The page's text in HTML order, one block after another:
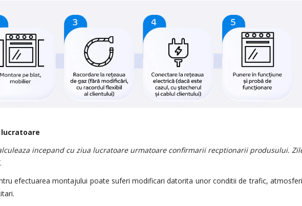
incepand cu ziua lucratoare urmatoare confirmarii recptionarii produsului.
.
efectuarea montajului poate suferi modificari datorita unor conditii de trafic,